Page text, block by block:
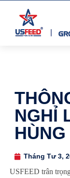
NGHỈ
Tháng Tư 3,
USFEED trân